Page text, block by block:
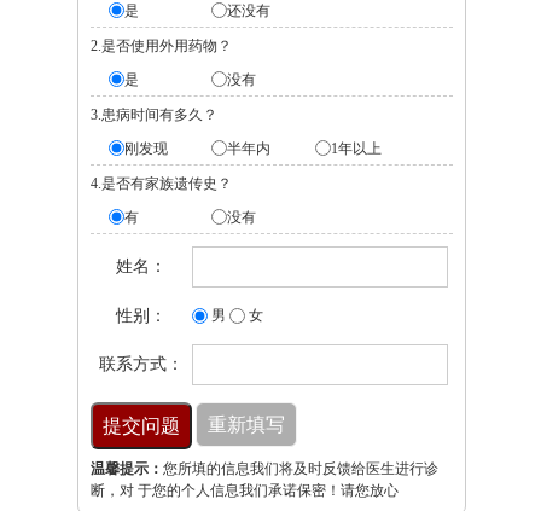
是
还没有
2.是否使用外用药物？
是
没有
3.患病时间有多久？
刚发现
半年内 1年以上
4.是否有家族遗传史？
有
没有
姓名：
性别： 男 女
联系方式：
温馨提示： 您所填的信息我们将及时反馈给医生进行诊
断，对 于您的个人信息我们承诺保密！请您放心